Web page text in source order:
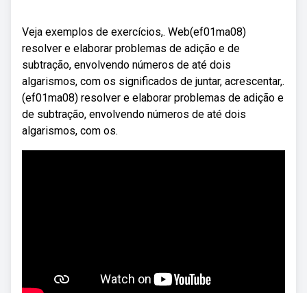
Veja exemplos de exercícios,. Web(ef01ma08)
resolver e elaborar problemas de adição e de
subtração, envolvendo números de até dois
algarismos, com os significados de juntar, acrescentar,.
(ef01ma08) resolver e elaborar problemas de adição e
de subtração, envolvendo números de até dois
algarismos, com os.